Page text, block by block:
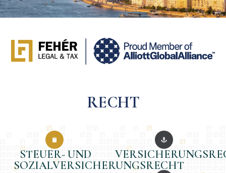
RECHT
STEUER- UND
SOZIALVERSICHERUNGSRECHT